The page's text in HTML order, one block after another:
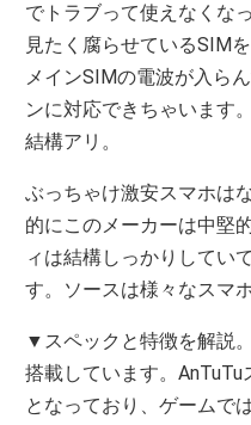
でトラブって使えなくな
見たく腐らせているSIM
メインSIMの電波が入ら
ンに対応できちゃいます
結構アリ。
ぶっちゃけ激安スマホは
的にこのメーカーは中堅
ィは結構しっかりしてい
す。ソースは様々なスマ
▼スペックと特徴を解説
搭載しています。
となっており、ゲームで